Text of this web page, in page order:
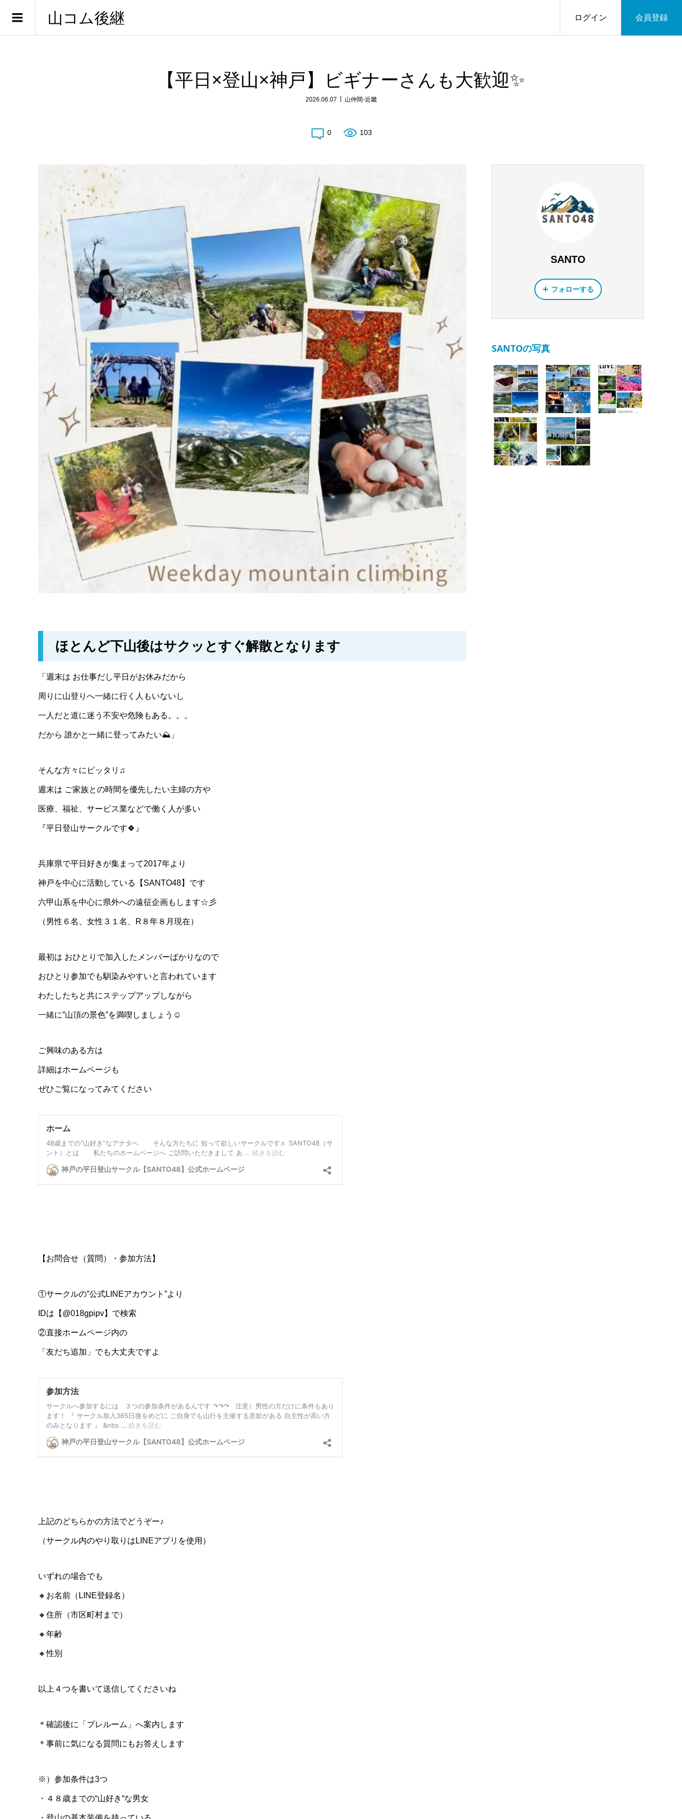
山コム後継 ログイン 会員登録
【平日×登山×神戸】ビギナーさんも大歓迎✨
2026.06.07 山仲間-近畿
0 103
ほとんど下山後はサクッとすぐ解散となります
「週末は お仕事だし平日がお休みだから
周りに山登りへ一緒に行く人もいないし
一人だと道に迷う不安や危険もある。。。
だから 誰かと一緒に登ってみたい⛰️」
そんな方々にピッタリ♫
週末は ご家族との時間を優先したい主婦の方や
医療、福祉、サービス業などで働く人が多い
『平日登山サークルです🍀』
兵庫県で平日好きが集まって2017年より
神戸を中心に活動している【SANTO48】です
六甲山系を中心に県外への遠征企画もします☆彡
（男性６名、女性３１名、R８年８月現在）
最初は おひとりで加入したメンバーばかりなので
おひとり参加でも馴染みやすいと言われています
わたしたちと共にステップアップしながら
一緒に”山頂の景色”を満喫しましょう☺️
ご興味のある方は
詳細はホームページも
ぜひご覧になってみてください
【お問合せ（質問）・参加方法】
①サークルの”公式LINEアカウント”より
IDは【@018gpipv】で検索
②直接ホームページ内の
「友だち追加」でも大丈夫ですよ
上記のどちらかの方法でどうぞー♪
（サークル内のやり取りはLINEアプリを使用）
いずれの場合でも
🔸お名前（LINE登録名）
🔸住所（市区町村まで）
🔸年齢
🔸性別
以上４つを書いて送信してくださいね
＊確認後に「プレルーム」へ案内します
＊事前に気になる質問にもお答えします
※）参加条件は3つ
・４８歳までの“山好き“な男女
SANTO
フォローする
SANTOの写真